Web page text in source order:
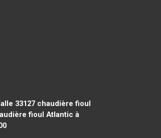
33127chaudière fioul
fioul Atlantic à